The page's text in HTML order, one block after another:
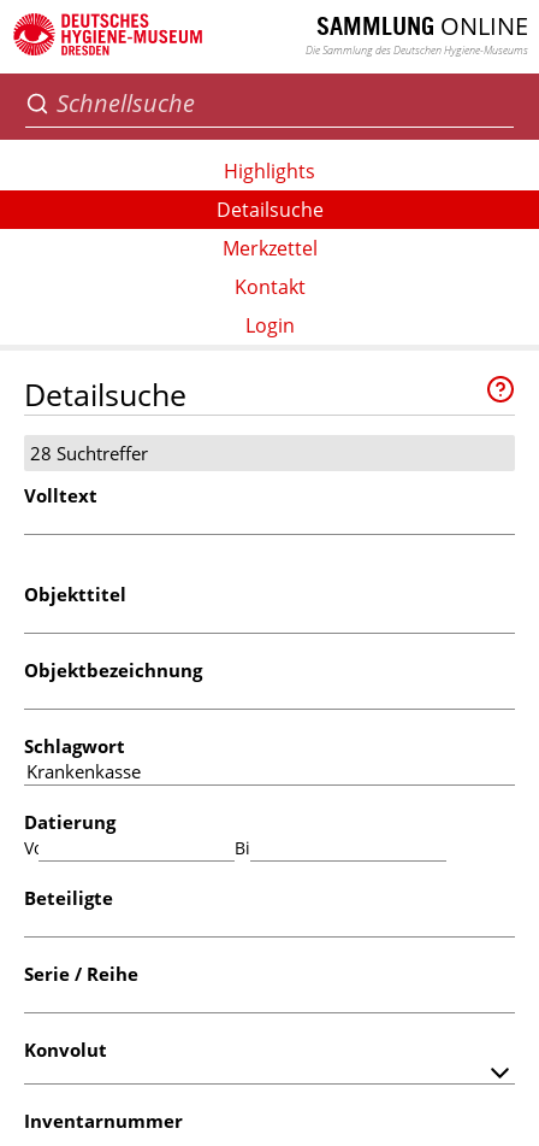
SAMMLUNG ONLINE
Die Sammlung des Deutschen Hygiene-Museums
Highlights
Detailsuche
Merkzettel
Kontakt
Login
Detailsuche
28 Suchtreffer
Volltext
Objekttitel
Objektbezeichnung
Schlagwort
Datierung
Von: Bis:
Beteiligte
Serie / Reihe
Konvolut
Inventarnummer